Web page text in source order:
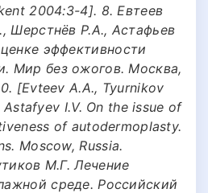
2004:3-4]. 8. Евтеев
Шерстнёв Р.А., Астафьев
эффективности
Мир без ожогов. Москва,
[Evteev A.A., Tyurnikov
Astafyev I.V. On the issue of
of autodermoplasty.
Moscow, Russia.
М.Г. Лечение
среде. Российский